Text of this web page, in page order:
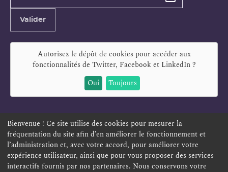
Valider
Autorisez le dépôt de cookies pour accéder aux
fonctionnalités de Twitter, Facebook et LinkedIn?
Oui
Toujours
ESPACE PERSONNEL OFFRES D'EMPLOI SIGNALEMENT
TÉLÉSERVICES PLAN DU SITE
ACCESSIBILITÉ POLITIQUE DE CONFIDENTIALITÉ
Bienvenue ! Ce site utilise des cookies pour mesurer la
fréquentation du site afin d’en améliorer le fonctionnement et
l’administration et, avec votre accord, pour améliorer votre
expérience utilisateur, ainsi que pour vous proposer des services
interactifs fournis par nos partenaires. Nous conservons votre